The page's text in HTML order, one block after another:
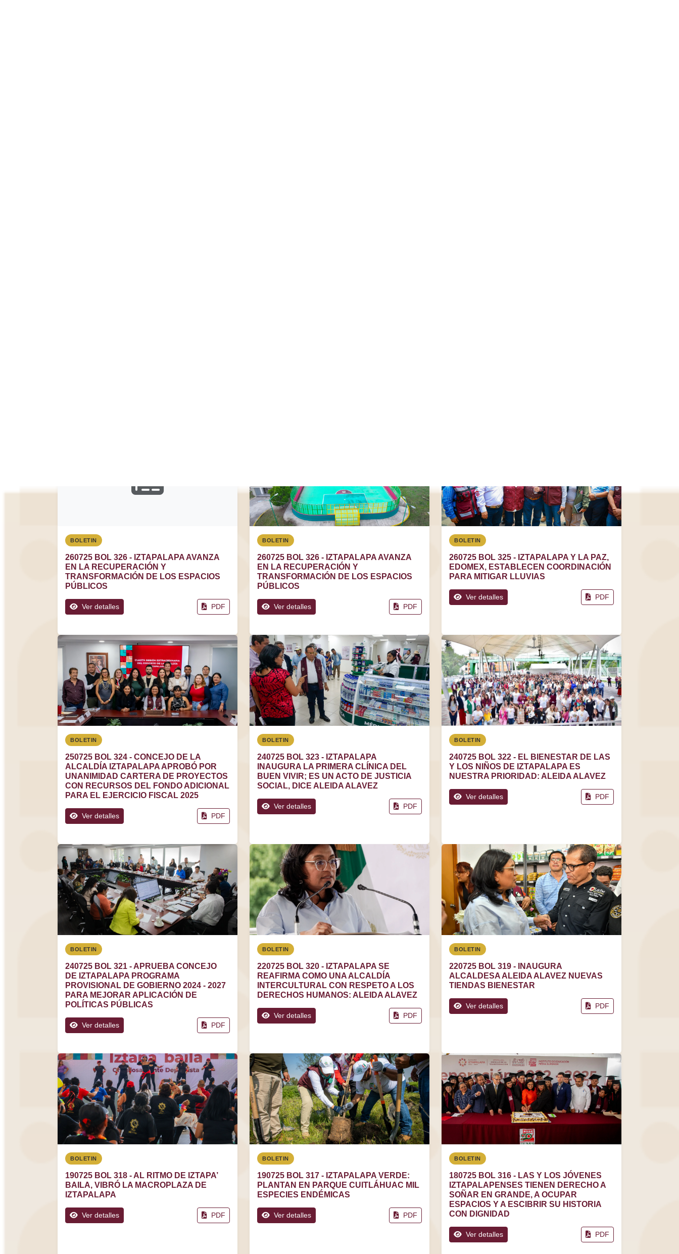
BOLETIN
260725 BOL 326 - IZTAPALAPA AVANZA
EN LA RECUPERACIÓN Y
TRANSFORMACIÓN DE LOS ESPACIOS
PÚBLICOS
Ver detalles PDF
BOLETIN
260725 BOL 326 - IZTAPALAPA AVANZA
EN LA RECUPERACIÓN Y
TRANSFORMACIÓN DE LOS ESPACIOS
PÚBLICOS
Ver detalles PDF
BOLETIN
260725 BOL 325 - IZTAPALAPA Y LA PAZ,
EDOMEX, ESTABLECEN COORDINACIÓN
PARA MITIGAR LLUVIAS
Ver detalles PDF
BOLETIN
250725 BOL 324 - CONCEJO DE LA
ALCALDÍA IZTAPALAPA APROBÓ POR
UNANIMIDAD CARTERA DE PROYECTOS
CON RECURSOS DEL FONDO ADICIONAL
PARA EL EJERCICIO FISCAL 2025
Ver detalles PDF
BOLETIN
240725 BOL 323 - IZTAPALAPA
INAUGURA LA PRIMERA CLÍNICA DEL
BUEN VIVIR; ES UN ACTO DE JUSTICIA
SOCIAL, DICE ALEIDA ALAVEZ
Ver detalles PDF
BOLETIN
240725 BOL 322 - EL BIENESTAR DE LAS
Y LOS NIÑOS DE IZTAPALAPA ES
NUESTRA PRIORIDAD: ALEIDA ALAVEZ
Ver detalles PDF
BOLETIN
240725 BOL 321 - APRUEBA CONCEJO
DE IZTAPALAPA PROGRAMA
PROVISIONAL DE GOBIERNO 2024 - 2027
PARA MEJORAR APLICACIÓN DE
POLÍTICAS PÚBLICAS
Ver detalles PDF
BOLETIN
220725 BOL 320 - IZTAPALAPA SE
REAFIRMA COMO UNA ALCALDÍA
INTERCULTURAL CON RESPETO A LOS
DERECHOS HUMANOS: ALEIDA ALAVEZ
Ver detalles PDF
BOLETIN
220725 BOL 319 - INAUGURA
ALCALDESA ALEIDA ALAVEZ NUEVAS
TIENDAS BIENESTAR
Ver detalles PDF
BOLETIN
190725 BOL 318 - AL RITMO DE IZTAPA’
BAILA, VIBRÓ LA MACROPLAZA DE
IZTAPALAPA
Ver detalles PDF
BOLETIN
190725 BOL 317 - IZTAPALAPA VERDE:
PLANTAN EN PARQUE CUITLÁHUAC MIL
ESPECIES ENDÉMICAS
Ver detalles PDF
BOLETIN
180725 BOL 316 - LAS Y LOS JÓVENES
IZTAPALAPENSES TIENEN DERECHO A
SOÑAR EN GRANDE, A OCUPAR
ESPACIOS Y A ESCIBRIR SU HISTORIA
CON DIGNIDAD
Ver detalles PDF